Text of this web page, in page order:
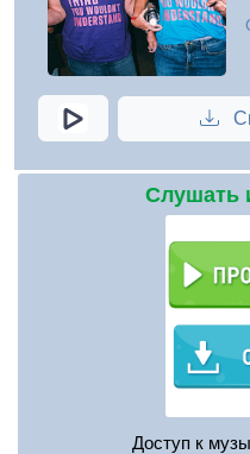
Слушать
Доступ к